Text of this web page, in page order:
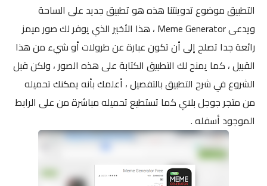
التطبيق موضوع تدوينتنا هذه هو تطبيق جديد على الساحة
ويدعى Meme Generator ، هذا الأخير الذي يوفر لك صور ميمز
رائعة جدا تصلح إلى أن تكون عبارة عن طرولات أو شيء من هذا
القبيل ، كما يمنح لك التطبيق الكتابة على هذه الصور ، ولكن قبل
الشروع في شرح التطبيق بالتفصيل ، أعلمك بأنه يمكنك تحميله
من متجر جوجل بلاي كما تستطيع تحميله مباشرة من على الرابط
الموجود أسفله .